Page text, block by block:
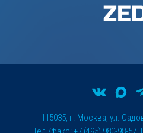
115035, г. Москва, ул.